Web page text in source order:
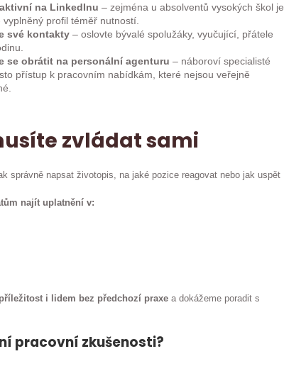
na LinkedInu – zejména u absolventů vysokých škol je
vyplněný profil téměř nutností.
své kontakty – oslovte bývalé spolužáky, vyučující, přátele
se obrátit na personální agenturu – náboroví specialisté
přístup k pracovním nabídkám, které nejsou veřejně
zvládat sami
správně napsat životopis, na jaké pozice reagovat nebo jak uspět
najít uplatnění v:
i lidem bez předchozí praxe a dokážeme poradit s
pracovní zkušenosti?